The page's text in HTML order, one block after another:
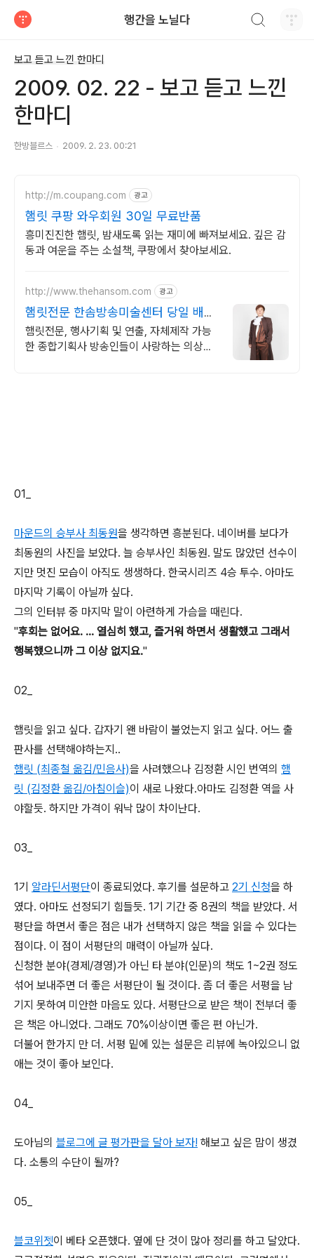
행간을 노닐다
보고 듣고 느낀 한마디
2009. 02. 22 - 보고 듣고 느낀
한마디
한방블르스 2009. 2. 23. 00:21
http://m.coupang.com 광고
햄릿 쿠팡 와우회원 30일 무료반품
흥미진진한 햄릿, 밤새도록 읽는 재미에 빠져보세요. 깊은 감
동과 여운을 주는 소설책, 쿠팡에서 찾아보세요.
http://www.thehansom.com 광고
햄릿전문 한솜방송미술센터 당일 배송
및 수령가능!
햄릿전문, 행사기획 및 연출, 자체제작 가능
한 종합기획사 방송인들이 사랑하는 의상대
01_
마운드의 승부사 최동원을 생각하면 흥분된다. 네이버를 보다가
최동원의 사진을 보았다. 늘 승부사인 최동원. 말도 많았던 선수이
지만 멋진 모습이 아직도 생생하다. 한국시리즈 4승 투수. 아마도
마지막 기록이 아닐까 싶다.
그의 인터뷰 중 마지막 말이 아련하게 가슴을 때린다.
"후회는 없어요. ... 열심히 했고, 즐거워 하면서 생활했고 그래서
행복했으니까 그 이상 없지요."
02_
햄릿을 읽고 싶다. 갑자기 왠 바람이 불었는지 읽고 싶다. 어느 출
판사를 선택해야하는지..
햄릿 (최종철 옮김/민음사)을 사려했으나 김정환 시인 번역의 햄
릿 (김정환 옮김/아침이슬)이 새로 나왔다.아마도 김정환 역을 사
야할듯. 하지만 가격이 워낙 많이 차이난다.
03_
1기 알라딘서평단이 종료되었다. 후기를 설문하고 2기 신청을 하
였다. 아마도 선정되기 힘들듯. 1기 기간 중 8권의 책을 받았다. 서
평단을 하면서 좋은 점은 내가 선택하지 않은 책을 읽을 수 있다는
점이다. 이 점이 서평단의 매력이 아닐까 싶다.
신청한 분야(경제/경영)가 아닌 타 분야(인문)의 책도 1~2권 정도
섞어 보내주면 더 좋은 서평단이 될 것이다. 좀 더 좋은 서평을 남
기지 못하여 미안한 마음도 있다. 서평단으로 받은 책이 전부더 좋
은 책은 아니었다. 그래도 70%이상이면 좋은 편 아닌가.
더불어 한가지 만 더. 서평 밑에 있는 설문은 리뷰에 녹아있으니 없
애는 것이 좋아 보인다.
04_
도아님의 블로그에 글 평가판을 달아 보자! 해보고 싶은 맘이 생겼
다. 소통의 수단이 될까?
05_
블코위젯이 베타 오픈했다. 옆에 단 것이 많아 정리를 하고 달았다.